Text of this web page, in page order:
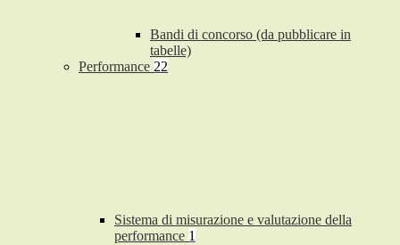
Bandi di concorso (da pubblicare in
tabelle)
Performance 22
Sistema di misurazione e valutazione della
performance 1